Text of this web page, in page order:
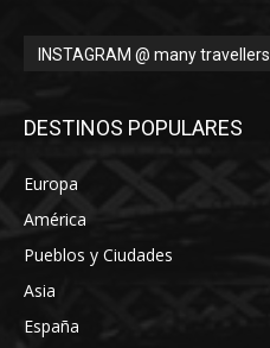
INSTAGRAM @ many travellers
DESTINOS POPULARES
Europa
América
Pueblos y Ciudades
Asia
España